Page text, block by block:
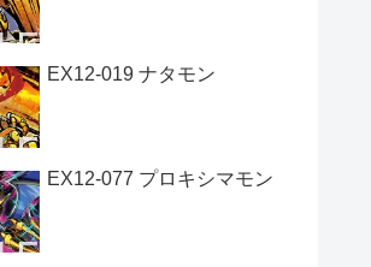
EX12-019 ナタモン
EX12-077 プロキシマモン